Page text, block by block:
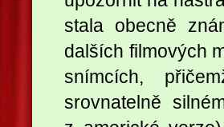
stala obecně
dalších filmových
snímcích,
srovnatelně